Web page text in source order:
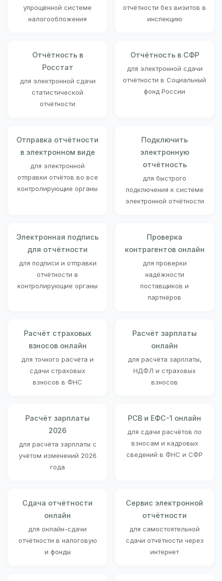
упрощённой системе
налогообложения
отчётности без визитов в
инспекцию
Отчётность в
Росстат
для электронной сдачи
статистической
отчётности
Отчётность в СФР
для электронной сдачи
отчётности в Социальный
фонд России
Отправка отчётности
в электронном виде
для электронной
отправки отчётов во все
контролирующие органы
Подключить
электронную
отчётность
для быстрого
подключения к системе
электронной отчётности
Электронная подпись
для отчётности
для подписи и отправки
отчётности в
контролирующие органы
Проверка
контрагентов онлайн
для проверки
надёжности
поставщиков и
партнёров
Расчёт страховых
взносов онлайн
для точного расчёта и
сдачи страховых
взносов в ФНС
Расчёт зарплаты
онлайн
для расчёта зарплаты,
НДФЛ и страховых
взносов
Расчёт зарплаты
2026
для расчёта зарплаты с
учётом изменений 2026
года
РСВ и ЕФС-1 онлайн
для сдачи расчётов по
взносам и кадровых
сведений в ФНС и СФР
Сдача отчётности
онлайн
для онлайн-сдачи
отчётности в налоговую
и фонды
Сервис электронной
отчётности
для самостоятельной
сдачи отчётности через
интернет